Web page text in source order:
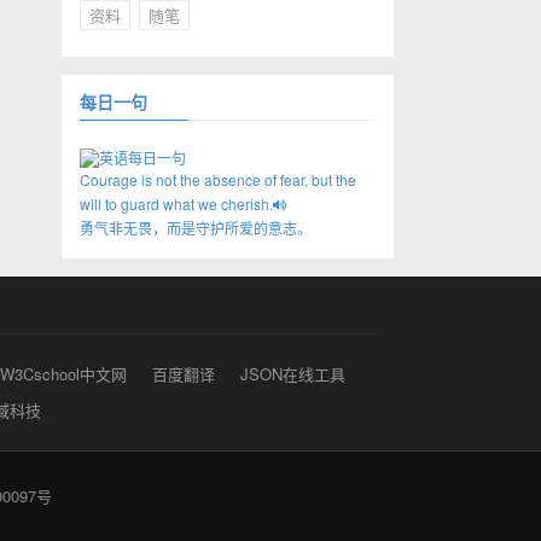
资料 随笔
每日一句
Courage is not the absence of fear, but the
will to guard what we cherish.
勇气非无畏，而是守护所爱的意志。
W3Cschool中文网 百度翻译
JSON在线工具
科技
号